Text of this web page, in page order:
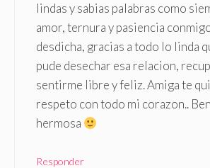
lindas y sabias palabras como
amor, ternura y pasiencia
desdicha, gracias a todo lo linda
pude desechar esa relacion,
sentirme libre y feliz. Amiga te
respeto con todo mi corazon..
hermosa
Responder